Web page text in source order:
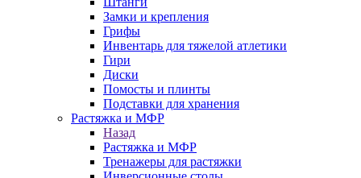
Замки и крепления
Грифы
Инвентарь для тяжелой атлетики
Гири
Диски
Помосты и плинты
Подставки для хранения
Растяжка и МФР
Назад
Растяжка и МФР
Тренажеры для растяжки